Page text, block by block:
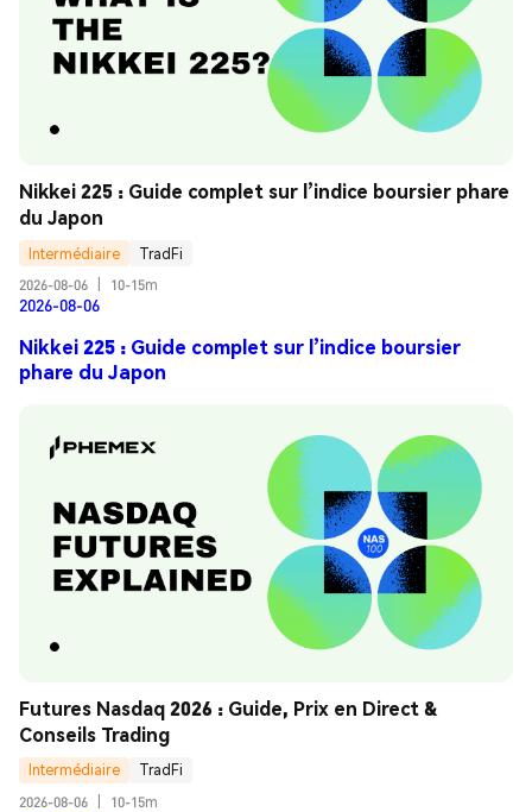
Nikkei 225 : Guide complet sur l’indice boursier phare
du Japon
Intermédiaire
TradFi
2026-08-06
10-15m
2026-08-06
Nikkei 225 : Guide complet sur l’indice boursier
phare du Japon
Futures Nasdaq 2026 : Guide, Prix en Direct &
Conseils Trading
Intermédiaire
TradFi
2026-08-06
10-15m